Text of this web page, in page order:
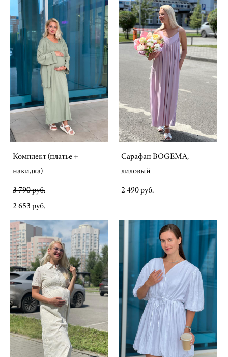
Комплект (платье +
накидка)
3 790 pуб.
2 653 pуб.
Сарафан BOGEMA,
лиловый
2 490 pуб.